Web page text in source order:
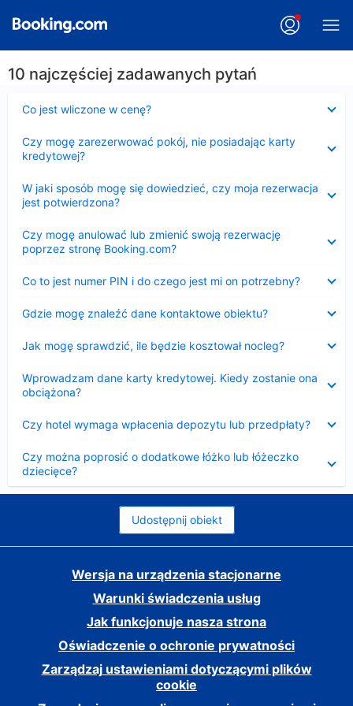
10 najczęściej zadawanych pytań
Co jest wliczone w cenę?
Czy mogę zarezerwować pokój, nie posiadając karty
kredytowej?
W jaki sposób mogę się dowiedzieć, czy moja rezerwacja
jest potwierdzona?
Czy mogę anulować lub zmienić swoją rezerwację
poprzez stronę Booking.com?
Co to jest numer PIN i do czego jest mi on potrzebny?
Gdzie mogę znaleźć dane kontaktowe obiektu?
Jak mogę sprawdzić, ile będzie kosztował nocleg?
Wprowadzam dane karty kredytowej. Kiedy zostanie ona
obciążona?
Czy hotel wymaga wpłacenia depozytu lub przedpłaty?
Czy można poprosić o dodatkowe łóżko lub łóżeczko
dziecięce?
Udostępnij obiekt
Wersja na urządzenia stacjonarne
Warunki świadczenia usług
Jak funkcjonuje nasza strona
Oświadczenie o ochronie prywatności
Zarządzaj ustawieniami dotyczącymi plików
cookie